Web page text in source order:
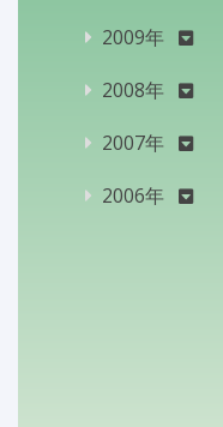
2009年
2008年
2007年
2006年